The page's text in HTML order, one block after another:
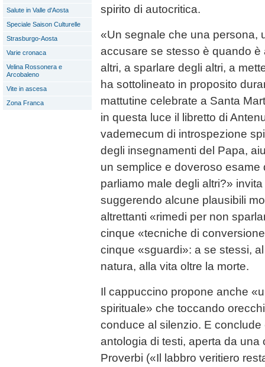
Salute in Valle d'Aosta
Speciale Saison Culturelle
Strasburgo-Aosta
Varie cronaca
Velina Rossonera e
Arcobaleno
Vite in ascesa
Zona Franca
spirito di autocritica.
«Un segnale che una persona,
accusare se stesso è quando
altri, a sparlare degli altri, a
ha sottolineato in proposito
mattutine celebrate a Santa
in questa luce il libretto di
vademecum di introspezione
degli insegnamenti del Papa,
un semplice e doveroso
parliamo male degli altri?»
suggerendo alcune plausibili
altrettanti «rimedi per non
cinque «tecniche di
cinque «sguardi»: a se stessi,
natura, alla vita oltre la morte.
Il cappuccino propone anche
spirituale» che toccando
conduce al silenzio. E
antologia di testi, aperta da una
Proverbi («Il labbro veritiero